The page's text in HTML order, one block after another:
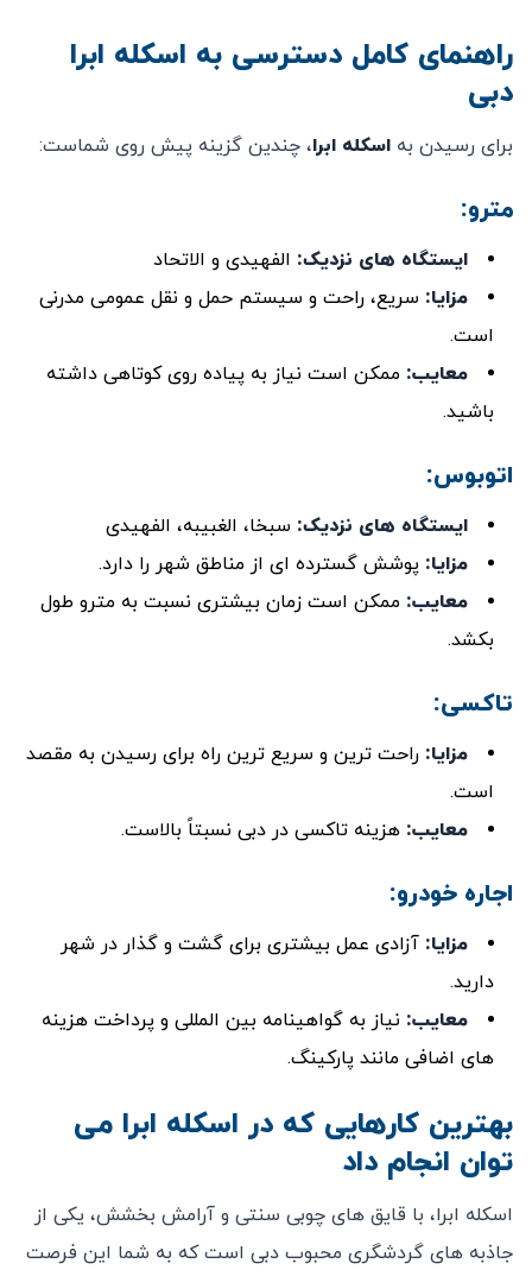
راهنمای کامل دسترسی به اسکله ابرا
دبی
برای رسیدن به اسکله ابرا، چندین گزینه پیش روی شماست:
مترو:
ایستگاه‌ های نزدیک: الفهیدی و الاتحاد
مزایا: سریع، راحت و سیستم حمل ‌و نقل عمومی مدرنی
است.
معایب: ممکن است نیاز به پیاده ‌روی کوتاهی داشته
باشید.
اتوبوس:
ایستگاه‌ های نزدیک: سبخا، الغبیبه، الفهیدی
مزایا: پوشش گسترده ‌ای از مناطق شهر را دارد.
معایب: ممکن است زمان بیشتری نسبت به مترو طول
بکشد.
تاکسی:
مزایا: راحت ‌ترین و سریع ‌ترین راه برای رسیدن به مقصد
است.
معایب: هزینه تاکسی در دبی نسبتاً بالاست.
اجاره خودرو:
مزایا: آزادی عمل بیشتری برای گشت ‌و گذار در شهر
دارید.
معایب: نیاز به گواهینامه بین ‌المللی و پرداخت هزینه‌
های اضافی مانند پارکینگ.
بهترین کارهایی که در اسکله ابرا می
‌توان انجام داد
اسکله ابرا، با قایق‌ های چوبی سنتی و آرامش ‌بخشش، یکی از
جاذبه‌ های گردشگری محبوب دبی است که به شما این فرصت